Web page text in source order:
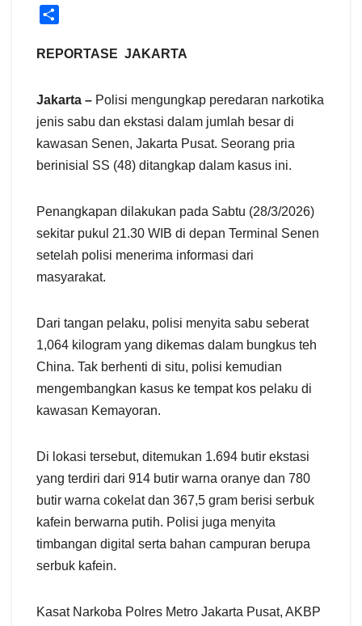
a
REPORTASE JAKARTA
Jakarta – Polisi mengungkap peredaran narkotika
jenis sabu dan ekstasi dalam jumlah besar di
kawasan Senen, Jakarta Pusat. Seorang pria
berinisial SS (48) ditangkap dalam kasus ini.
Penangkapan dilakukan pada Sabtu (28/3/2026)
sekitar pukul 21.30 WIB di depan Terminal Senen
setelah polisi menerima informasi dari
masyarakat.
Dari tangan pelaku, polisi menyita sabu seberat
1,064 kilogram yang dikemas dalam bungkus teh
China. Tak berhenti di situ, polisi kemudian
mengembangkan kasus ke tempat kos pelaku di
kawasan Kemayoran.
Di lokasi tersebut, ditemukan 1.694 butir ekstasi
yang terdiri dari 914 butir warna oranye dan 780
butir warna cokelat dan 367,5 gram berisi serbuk
kafein berwarna putih. Polisi juga menyita
timbangan digital serta bahan campuran berupa
serbuk kafein.
Kasat Narkoba Polres Metro Jakarta Pusat, AKBP